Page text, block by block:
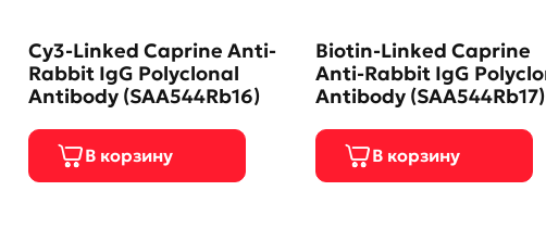
Cy3-Linked Caprine Anti-
Rabbit IgG Polyclonal
Antibody (SAA544Rb16)
Biotin-Linked Caprine
Anti-Rabbit IgG
Antibody (SAA544Rb17)